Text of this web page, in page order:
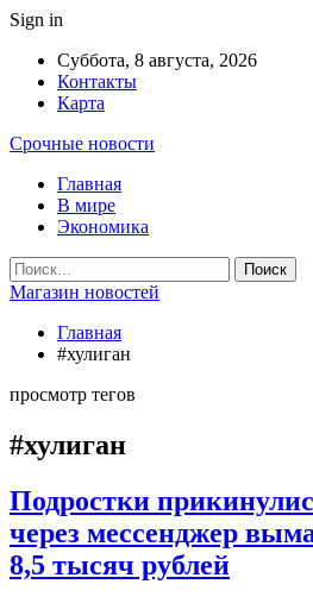
Sign in
Суббота, 8 августа, 2026
Контакты
Карта
Срочные новости
Главная
В мире
Экономика
Магазин новостей
Главная
#хулиган
просмотр тегов
#хулиган
Подростки
через мессенджер
8,5 тысяч рублей